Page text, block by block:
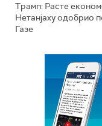
Трамп: Расте
Нетанјаху одобрио
Газе